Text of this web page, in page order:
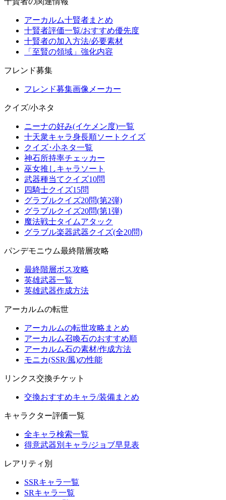
アーカルム十賢者まとめ
十賢者評価一覧/おすすめ優先度
十賢者の加入方法/必要素材
「至賢の領域」強化内容
フレンド募集
フレンド募集画像メーカー
クイズ/小ネタ
ニーナの好み(イケメン度)一覧
十天衆キャラ身長順ソートクイズ
クイズ･小ネタ一覧
神石所持率チェッカー
巫女推しキャラソート
武器種当てクイズ10問
四騎士クイズ15問
グラブルクイズ20問(第2弾)
グラブルクイズ20問(第1弾)
魔法戦士タイムアタック
グラブル楽器武器クイズ(全20問)
パンデモニウム最終階層攻略
最終階層ボス攻略
英雄武器一覧
英雄武器作成方法
アーカルムの転世
アーカルムの転世攻略まとめ
アーカルム召喚石のおすすめ順
アーカルム石の素材/作成方法
モニカ(SSR/風)の性能
リンクス交換チケット
交換おすすめキャラ/装備まとめ
キャラクター評価一覧
全キャラ検索一覧
得意武器別キャラ/ジョブ早見表
レアリティ別
SSRキャラ一覧
SRキャラ一覧